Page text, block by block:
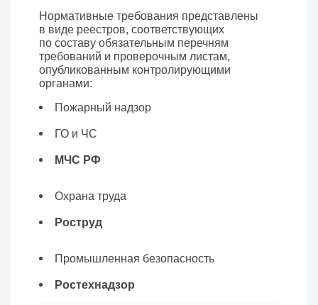
Нормативные требования представлены
в виде реестров, соответствующих
по составу обязательным перечням
требований и проверочным листам,
опубликованным контролирующими
органами:
Пожарный надзор
ГО и ЧС
МЧС РФ
Охрана труда
Роструд
Промышленная безопасность
Ростехнадзор